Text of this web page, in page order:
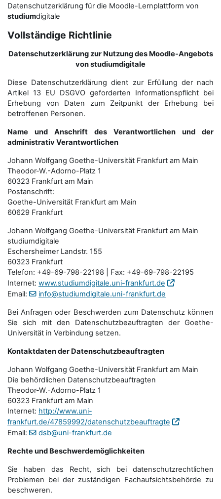
Datenschutzerklärung für die Moodle-Lernplattform von
studiumdigitale
Vollständige Richtlinie
Datenschutzerklärung zur Nutzung des Moodle-Angebots
von studiumdigitale
Diese Datenschutzerklärung dient zur Erfüllung der nach
Artikel 13 EU DSGVO geforderten Informationspflicht bei
Erhebung von Daten zum Zeitpunkt der Erhebung bei
betroffenen Personen.
Name und Anschrift des Verantwortlichen und der
administrativ Verantwortlichen
Johann Wolfgang Goethe-Universität Frankfurt am Main
Theodor-W.-Adorno-Platz 1
60323 Frankfurt am Main
Postanschrift:
Goethe-Universität Frankfurt am Main
60629 Frankfurt
Johann Wolfgang Goethe-Universität Frankfurt am Main
studiumdigitale
Eschersheimer Landstr. 155
60323 Frankfurt
Telefon: +49-69-798-22198 | Fax: +49-69-798-22195
Internet: www.studiumdigitale.uni-frankfurt.de
Email:
info@studiumdigitale.uni-frankfurt.de
Bei Anfragen oder Beschwerden zum Datenschutz können
Sie sich mit den Datenschutz­beauftragten der Goethe-
Universität in Verbindung setzen.
Kontaktdaten der Datenschutzbeauftragten
Johann Wolfgang Goethe-Universität Frankfurt am Main
Die behördlichen Datenschutzbeauftragten
Theodor-W.-Adorno-Platz 1
60323 Frankfurt am Main
Internet: http://www.uni-
frankfurt.de/47859992/datenschutzbeauftragte
Email:
dsb@uni-frankfurt.de
Rechte und Beschwerdemöglichkeiten
Sie haben das Recht, sich bei datenschutzrechtlichen
Problemen bei der zuständigen Fachauf­sichts­behörde zu
beschweren.